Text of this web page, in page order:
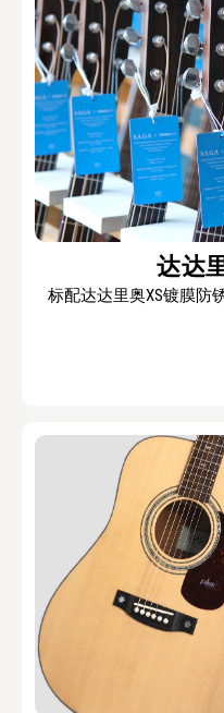
达达
标配达达里奥XS镀膜防